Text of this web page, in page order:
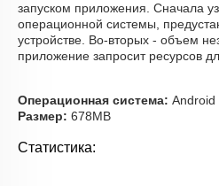
запуском приложения. Сначала
операционной системы,
устройстве. Во-вторых - объем
приложение запросит ресурсов
Операционная система: Android
Размер: 678MB
Статистика: